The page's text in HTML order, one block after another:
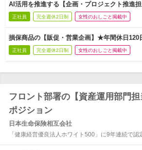
AI活用を推進する【企画・プロジェクト推進
正社員 完全週休2日制 女性のおしごと掲載中
損保商品の【販促・営業企画】★年間休日
正社員 完全週休2日制 女性のおしごと掲載中
フロント部署の【資産運用部門
ポジション
日本生命保険相互会社
「健康経営優良法人ホワイト500」に9年連続で認